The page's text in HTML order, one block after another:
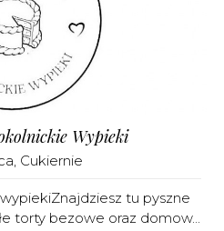
Wypieki
, Cukiernie
tu pyszne
torty bezowe oraz domow...